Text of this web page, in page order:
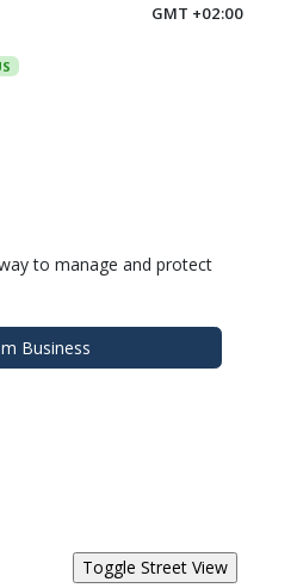
GMT +02:00
to manage and protect
Business